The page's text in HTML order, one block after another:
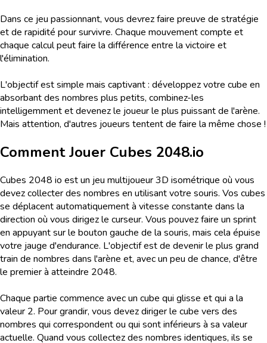
Dans ce jeu passionnant, vous devrez faire preuve de stratégie
et de rapidité pour survivre. Chaque mouvement compte et
chaque calcul peut faire la différence entre la victoire et
l'élimination.
L'objectif est simple mais captivant : développez votre cube en
absorbant des nombres plus petits, combinez-les
intelligemment et devenez le joueur le plus puissant de l'arène.
Mais attention, d'autres joueurs tentent de faire la même chose !
Comment Jouer Cubes 2048.io
Cubes 2048 io est un jeu multijoueur 3D isométrique où vous
devez collecter des nombres en utilisant votre souris. Vos cubes
se déplacent automatiquement à vitesse constante dans la
direction où vous dirigez le curseur. Vous pouvez faire un sprint
en appuyant sur le bouton gauche de la souris, mais cela épuise
votre jauge d'endurance. L'objectif est de devenir le plus grand
train de nombres dans l'arène et, avec un peu de chance, d'être
le premier à atteindre 2048.
Chaque partie commence avec un cube qui glisse et qui a la
valeur 2. Pour grandir, vous devez diriger le cube vers des
nombres qui correspondent ou qui sont inférieurs à sa valeur
actuelle. Quand vous collectez des nombres identiques, ils se